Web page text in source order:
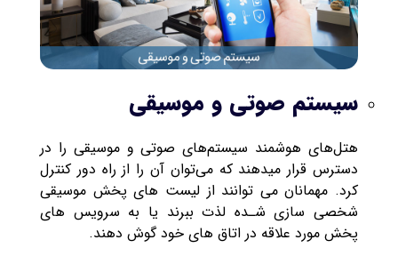
سیستم صوتی و موسیقی
هتل‌های هوشمند سیستم‌های صوتی و موسیقی را در
دسترس قرار میدهند که می‌توان آن را از راه دور کنترل
کرد. مهمانان می توانند از لیست های پخش موسیقی
شخصی سازی شـده لذت ببرند یا به سرویس های
پخش مورد علاقه در اتاق های خود گوش دهند.